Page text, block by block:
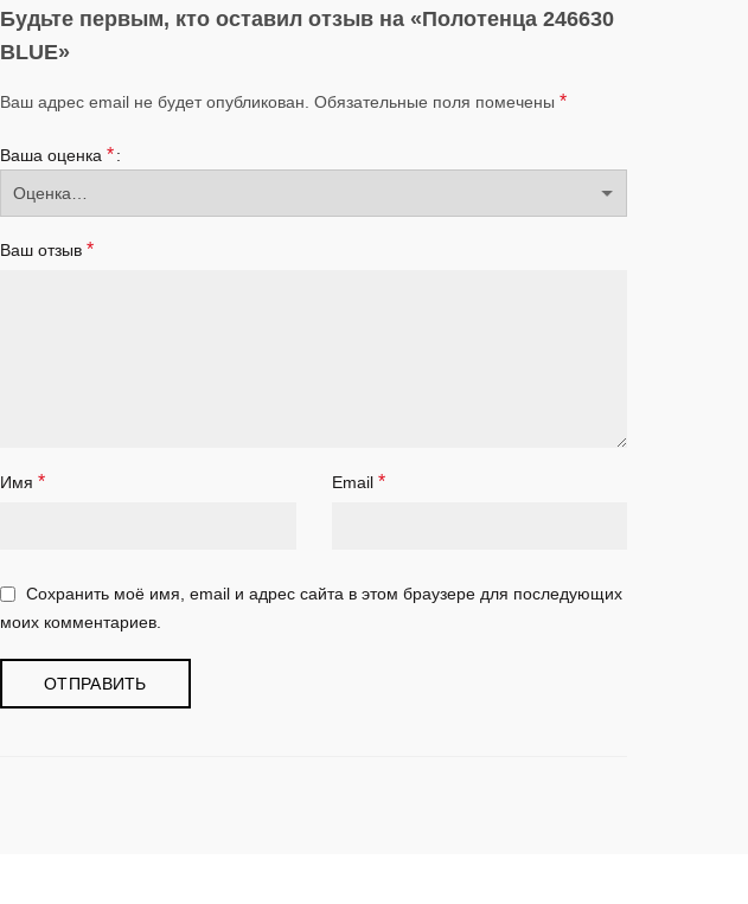
Будьте первым, кто оставил отзыв на «Полотенца 246630
BLUE»
Ваш адрес email не будет опубликован. Обязательные поля помечены *
Ваша оценка *
Ваш отзыв *
Имя * Email *
Сохранить моё имя, email и адрес сайта в этом браузере для последующих
моих комментариев.